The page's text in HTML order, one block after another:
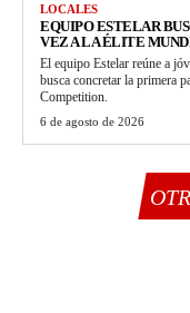
LOCALES
EQUIPO ESTELAR
VEZ A LA ÉLITE
El equipo Estelar reúne a
busca concretar la primera
Competition.
6 de agosto de 2026